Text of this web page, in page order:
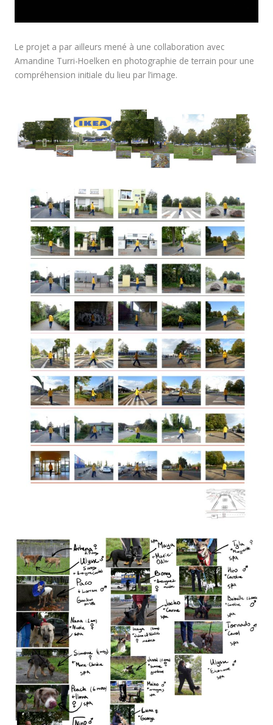
Le projet a par ailleurs mené à une collaboration avec
Amandine Turri-Hoelken en photographie de terrain pour une
compréhension initiale du lieu par l’image.